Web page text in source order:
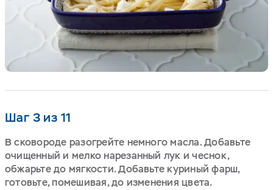
Шаг 3 из 11
В сковороде разогрейте немного масла. Добавьте
очищенный и мелко нарезанный лук и чеснок,
обжарьте до мягкости. Добавьте куриный фарш,
готовьте, помешивая, до изменения цвета.